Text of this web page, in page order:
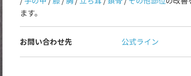
ます。
お問い合わせ先 公式ライン